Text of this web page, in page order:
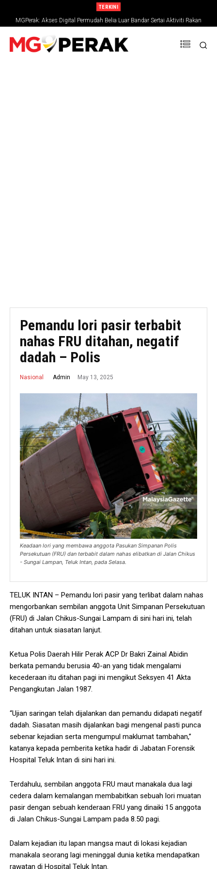
TERKINI
MGPerak: Akses Digital Permudah Belia Luar Bandar Sertai Aktiviti Rakan
Muda
Pemandu lori pasir terbabit
nahas FRU ditahan, negatif
dadah – Polis
Nasional Admin May 13, 2025
Keadaan lori yang membawa anggota Pasukan Simpanan Polis
Persekutuan (FRU) dan terbabit dalam nahas elibatkan di Jalan Chikus
- Sungai Lampan, Teluk Intan, pada Selasa.
TELUK INTAN – Pemandu lori pasir yang terlibat dalam nahas
mengorbankan sembilan anggota Unit Simpanan Persekutuan
(FRU) di Jalan Chikus-Sungai Lampam di sini hari ini, telah
ditahan untuk siasatan lanjut.
Ketua Polis Daerah Hilir Perak ACP Dr Bakri Zainal Abidin
berkata pemandu berusia 40-an yang tidak mengalami
kecederaan itu ditahan pagi ini mengikut Seksyen 41 Akta
Pengangkutan Jalan 1987.
“Ujian saringan telah dijalankan dan pemandu didapati negatif
dadah. Siasatan masih dijalankan bagi mengenal pasti punca
sebenar kejadian serta mengumpul maklumat tambahan,”
katanya kepada pemberita ketika hadir di Jabatan Forensik
Hospital Teluk Intan di sini hari ini.
Terdahulu, sembilan anggota FRU maut manakala dua lagi
cedera dalam kemalangan membabitkan sebuah lori muatan
pasir dengan sebuah kenderaan FRU yang dinaiki 15 anggota
di Jalan Chikus-Sungai Lampam pada 8.50 pagi.
Dalam kejadian itu lapan mangsa maut di lokasi kejadian
manakala seorang lagi meninggal dunia ketika mendapatkan
rawatan di Hospital Teluk Intan.